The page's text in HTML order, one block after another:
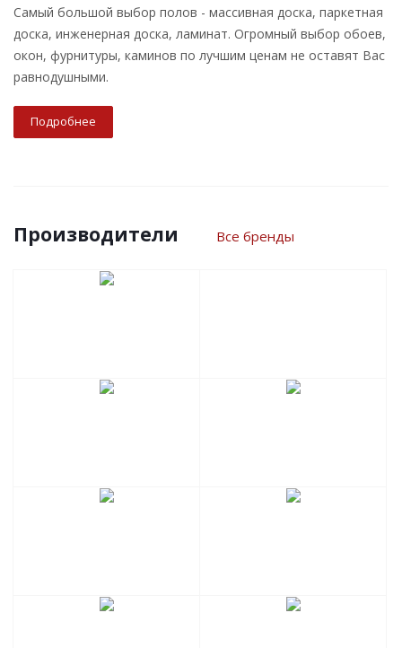
Самый большой выбор полов - массивная доска, паркетная
доска, инженерная доска, ламинат. Огромный выбор обоев,
окон, фурнитуры, каминов по лучшим ценам не оставят Вас
равнодушными.
Подробнее
Производители Все бренды